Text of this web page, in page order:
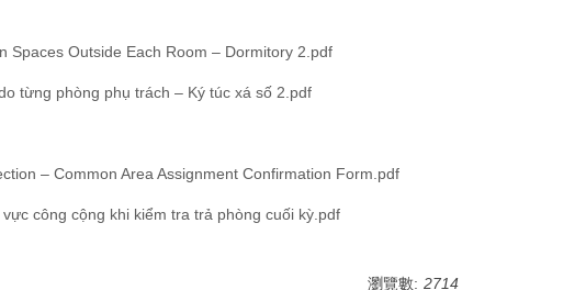
Spaces Outside Each Room – Dormitory 2.pdf
từng phòng phụ trách – Ký túc xá số 2.pdf
– Common Area Assignment Confirmation Form.pdf
công cộng khi kiểm tra trả phòng cuối kỳ.pdf
瀏覽數: 2714